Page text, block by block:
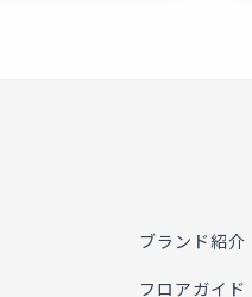
ブランド紹介
フロアガイド